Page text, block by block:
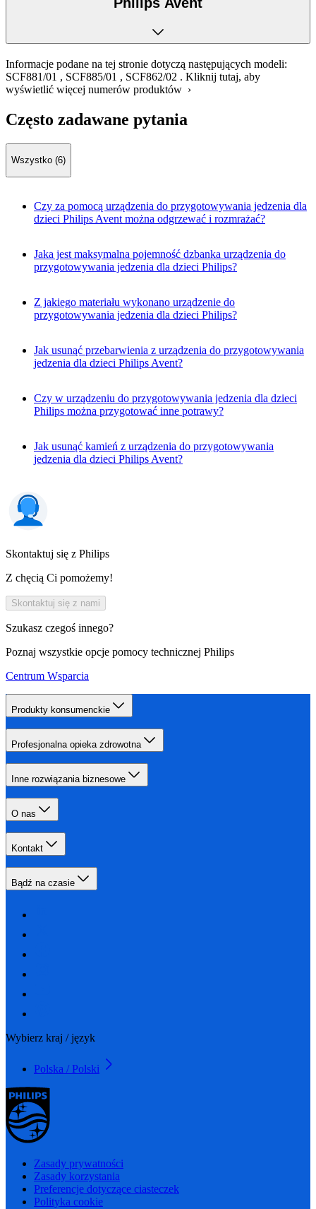
Informacje podane na tej stronie dotyczą następujących modeli:
SCF881/01 , SCF885/01 , SCF862/02 . Kliknij tutaj, aby
wyświetlić więcej numerów produktów ›
Często zadawane pytania
Wszystko (6)
Czy za pomocą urządzenia do przygotowywania jedzenia dla
dzieci Philips Avent można odgrzewać i rozmrażać?
Jaka jest maksymalna pojemność dzbanka urządzenia do
przygotowywania jedzenia dla dzieci Philips?
Z jakiego materiału wykonano urządzenie do
przygotowywania jedzenia dla dzieci Philips?
Jak usunąć przebarwienia z urządzenia do przygotowywania
jedzenia dla dzieci Philips Avent?
Czy w urządzeniu do przygotowywania jedzenia dla dzieci
Philips można przygotować inne potrawy?
Jak usunąć kamień z urządzenia do przygotowywania
jedzenia dla dzieci Philips Avent?
Skontaktuj się z Philips
Z chęcią Ci pomożemy!
Skontaktuj się z nami
Szukasz czegoś innego?
Poznaj wszystkie opcje pomocy technicznej Philips
Centrum Wsparcia
Produkty konsumenckie
Profesjonalna opieka zdrowotna
Inne rozwiązania biznesowe
O nas
Kontakt
Bądź na czasie
Wybierz kraj / język
Polska / Polski
Zasady prywatności
Zasady korzystania
Preferencje dotyczące ciasteczek
Polityka cookie